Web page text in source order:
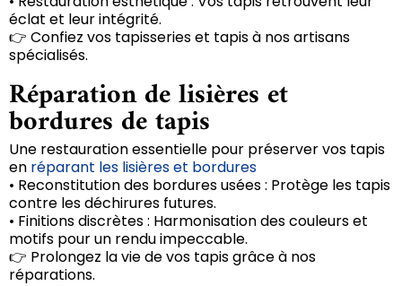
éclat et leur intégrité.
👉 Confiez vos tapisseries et tapis à nos artisans
spécialisés.
Réparation de lisières et
bordures de tapis
Une restauration essentielle pour préserver vos tapis
en réparant les lisières et bordures
• Reconstitution des bordures usées : Protège les tapis
contre les déchirures futures.
• Finitions discrètes : Harmonisation des couleurs et
motifs pour un rendu impeccable.
👉 Prolongez la vie de vos tapis grâce à nos
réparations.